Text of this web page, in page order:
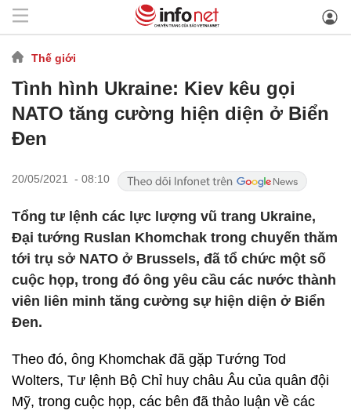
Thế giới
Tình hình Ukraine: Kiev kêu gọi
NATO tăng cường hiện diện ở Biển
Đen
20/05/2021 - 08:10
Tổng tư lệnh các lực lượng vũ trang Ukraine,
Đại tướng Ruslan Khomchak trong chuyến thăm
tới trụ sở NATO ở Brussels, đã tổ chức một số
cuộc họp, trong đó ông yêu cầu các nước thành
viên liên minh tăng cường sự hiện diện ở Biển
Đen.
Theo đó, ông Khomchak đã gặp Tướng Tod
Wolters, Tư lệnh Bộ Chỉ huy châu Âu của quân đội
Mỹ, trong cuộc họp, các bên đã thảo luận về các